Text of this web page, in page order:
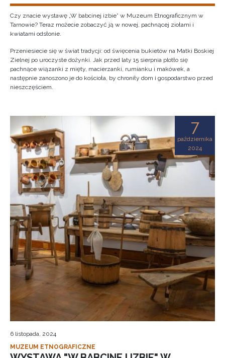
Czy znacie wystawę „W babcinej izbie” w Muzeum Etnograficznym w
Tarnowie? Teraz możecie zobaczyć ją w nowej, pachnącej ziołami i
kwiatami odsłonie.
Przeniesiecie się w świat tradycji: od święcenia bukietów na Matki Boskiej
Zielnej po uroczyste dożynki. Jak przed laty 15 sierpnia plotło się
pachnące wiązanki z mięty, macierzanki, rumianku i makówek, a
następnie zanoszono je do kościoła, by chroniły dom i gospodarstwo przed
nieszczęściem.
7
października
2024
6 listopada, 2024
MUZEUM ETNOGRAFICZNE